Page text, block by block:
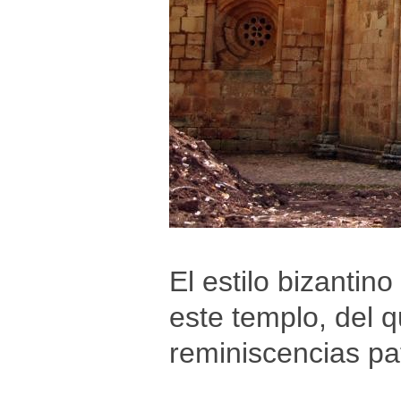
El estilo
este templo, del
reminiscencias